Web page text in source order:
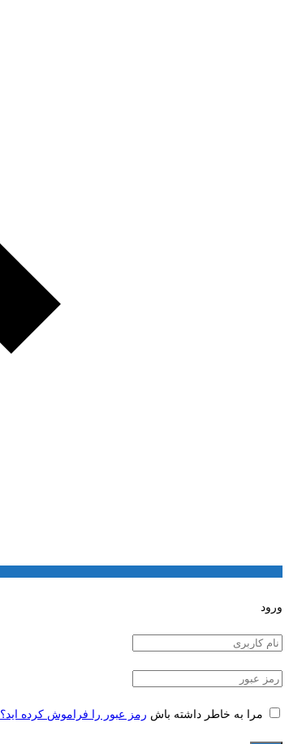
ورود
مرا به خاطر داشته باش رمز عبور را فراموش کرده اید؟